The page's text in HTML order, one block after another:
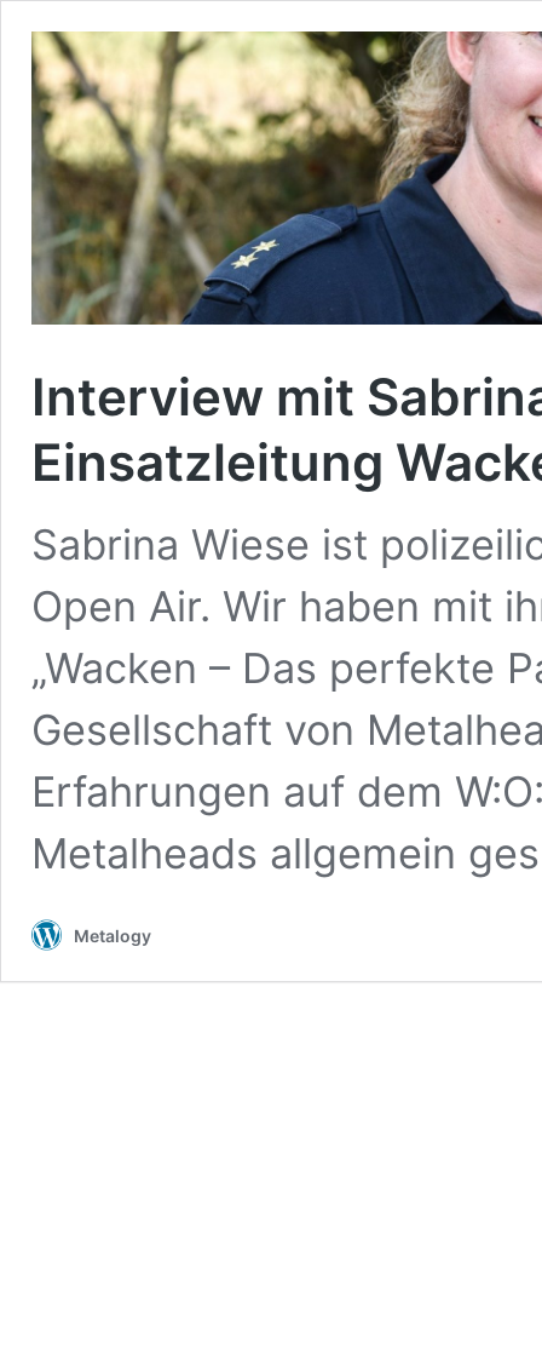
Interview mit
Einsatzleitung
Sabrina Wiese ist
Open Air. Wir haben mit
„Wacken – Das perfekte
Gesellschaft von
Erfahrungen auf dem
Metalheads allgemein
Metalogy